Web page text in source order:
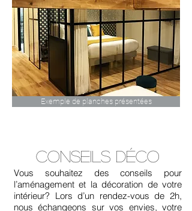
Exemple de planches présentées
Conseils déco
Vous souhaitez des conseils pour
l’aménagement et la décoration de votre
intérieur? Lors d’un rendez-vous de 2h,
nous échangeons sur vos envies, votre